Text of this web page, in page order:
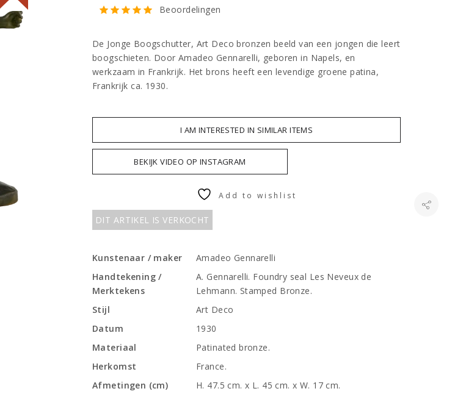
Beoordelingen
De Jonge Boogschutter, Art Deco bronzen beeld van een jongen die leert
boogschieten. Door Amadeo Gennarelli, geboren in Napels, en
werkzaam in Frankrijk. Het brons heeft een levendige groene patina,
Frankrijk ca. 1930.
I AM INTERESTED IN SIMILAR ITEMS
DIT ARTIKEL IS VERKOCHT
BEKIJK VIDEO OP INSTAGRAM
Add to wishlist
Kunstenaar / maker
Amadeo Gennarelli
Handtekening /
Merktekens
A. Gennarelli. Foundry seal Les Neveux de
Lehmann. Stamped Bronze.
Stijl
Art Deco
Datum
1930
Materiaal
Patinated bronze.
Herkomst
France.
Afmetingen (cm)
H. 47.5 cm. x L. 45 cm. x W. 17 cm.